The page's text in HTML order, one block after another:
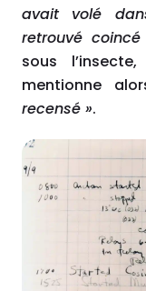
avait volé
retrouvé coincé
sous
mentionne
recensé ».